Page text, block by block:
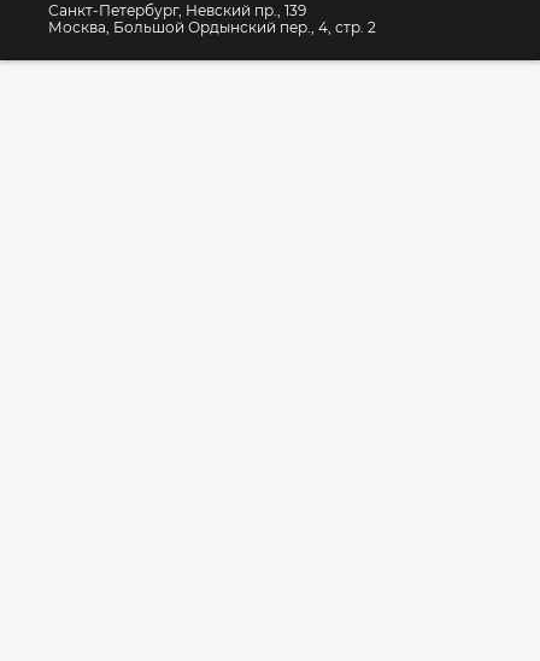
Санкт-Петербург, Невский пр., 139
Москва, Большой Ордынский пер., 4, стр. 2